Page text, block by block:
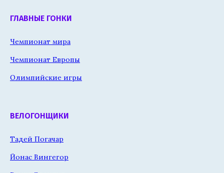
ГЛАВНЫЕ ГОНКИ
Чемпионат мира
Чемпионат Европы
Олимпийские игры
ВЕЛОГОНЩИКИ
Тадей Погачар
Йонас Вингегор